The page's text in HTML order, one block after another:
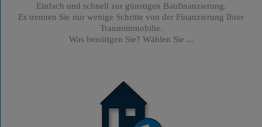
Einfach und schnell zur günstigen Baufinanzierung.
Es trennen Sie nur wenige Schritte von der Finanzierung Ihrer
Traumimmobilie.
Was benötigen Sie? Wählen Sie ...